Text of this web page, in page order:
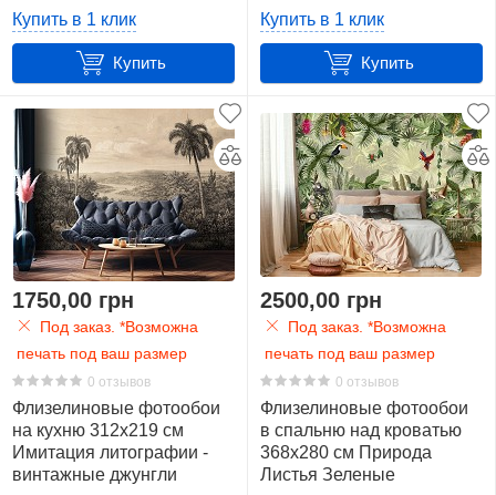
Производитель
Показать
все
156
Consalnet
(Польша)
Материал
Плотная
бумага
(BlueBack)
(14593V8)+клей
Купить в 1 клик
Купить
Купить в 1 клик
Купить
1750,00 грн
Под заказ. *Возможна
печать под ваш размер
0 отзывов
Флизелиновые фотообои
на кухню 312x219 см
Имитация литографии -
винтажные джунгли
2500,00 грн
Под заказ. *Возможна
печать под ваш размер
0 отзывов
Флизелиновые фотообои
в спальню над кроватью
368x280 см Природа
Листья Зеленые